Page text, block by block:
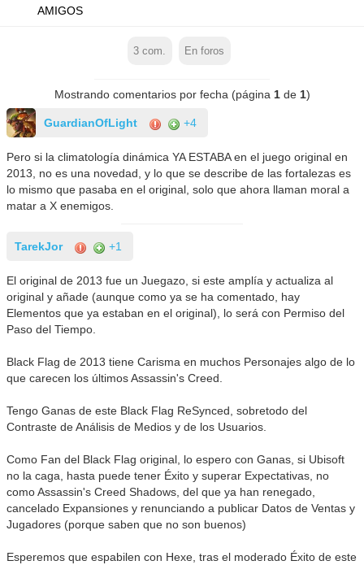
AMIGOS
3 com. En foros
Mostrando comentarios por fecha (página 1de 1)
GuardianOfLight +4
Pero si la climatología dinámica YA ESTABA en el juego original en
2013, no es una novedad, y lo que se describe de las fortalezas es
lo mismo que pasaba en el original, solo que ahora llaman moral a
matar a X enemigos.
TarekJor +1
El original de 2013 fue un Juegazo, si este amplía y actualiza al
original y añade (aunque como ya se ha comentado, hay
Elementos que ya estaban en el original), lo será con Permiso del
Paso del Tiempo.
Black Flag de 2013 tiene Carisma en muchos Personajes algo de lo
que carecen los últimos Assassin's Creed.
Tengo Ganas de este Black Flag ReSynced, sobretodo del
Contraste de Análisis de Medios y de los Usuarios.
Como Fan del Black Flag original, lo espero con Ganas, si Ubisoft
no la caga, hasta puede tener Éxito y superar Expectativas, no
como Assassin's Creed Shadows, del que ya han renegado,
cancelado Expansiones y renunciando a publicar Datos de Ventas y
Jugadores (porque saben que no son buenos)
Esperemos que espabilen con Hexe, tras el moderado Éxito de este